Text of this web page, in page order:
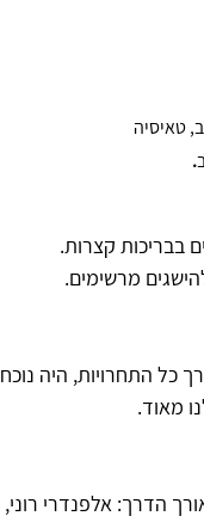
טאיסיה
.
לצעירים בבריכות קצרות.
מרשימים.
כל התחרויות, היה נוכח
מאוד.
הדרך: אלפנדרי רוני,